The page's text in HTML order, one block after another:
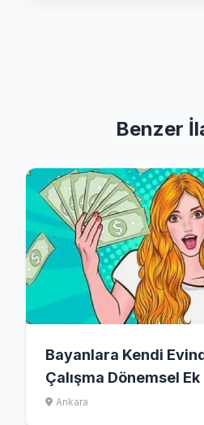
Benzer
Bayanlara Kendi
Çalışma Dönemsel Ek
Ankara